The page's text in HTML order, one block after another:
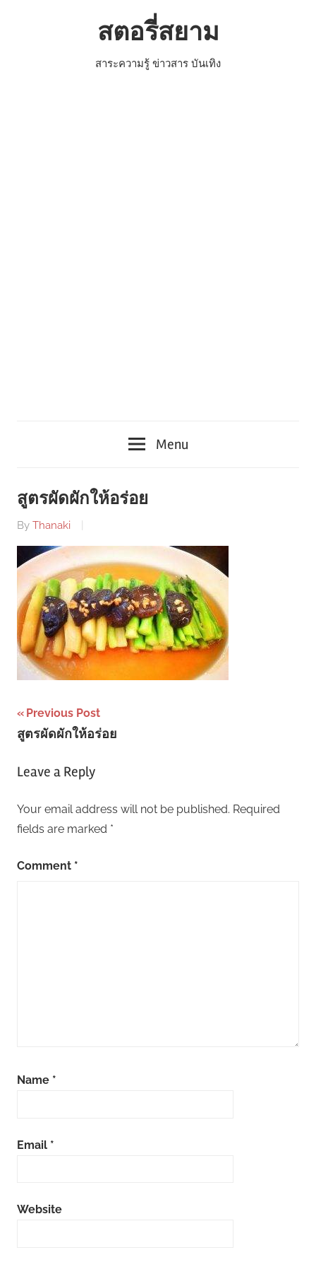
สตอรี่สยาม
สาระความรู้ ข่าวสาร บันเทิง
Menu
สูตรผัดผักให้อร่อย
By Thanaki
Post
navigation
Previous Post
สูตรผัดผักให้อร่อย
Leave a Reply
Your email address will not be published. Required
fields are marked *
Comment *
Name *
Email *
Website